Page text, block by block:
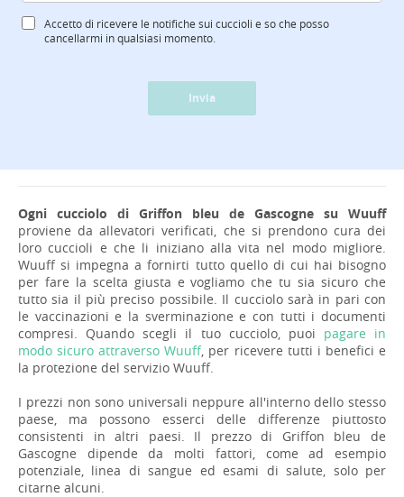
Accetto di ricevere le notifiche sui cuccioli e so che posso
cancellarmi in qualsiasi momento.
Invia
Ogni cucciolo di Griffon bleu de Gascogne su Wuuff
proviene da allevatori verificati, che si prendono cura dei
loro cuccioli e che li iniziano alla vita nel modo migliore.
Wuuff si impegna a fornirti tutto quello di cui hai bisogno
per fare la scelta giusta e vogliamo che tu sia sicuro che
tutto sia il più preciso possibile. Il cucciolo sarà in pari con
le vaccinazioni e la sverminazione e con tutti i documenti
compresi. Quando scegli il tuo cucciolo, puoi pagare in
modo sicuro attraverso Wuuff, per ricevere tutti i benefici e
la protezione del servizio Wuuff.
I prezzi non sono universali neppure all'interno dello stesso
paese, ma possono esserci delle differenze piuttosto
consistenti in altri paesi. Il prezzo di Griffon bleu de
Gascogne dipende da molti fattori, come ad esempio
potenziale, linea di sangue ed esami di salute, solo per
citarne alcuni.